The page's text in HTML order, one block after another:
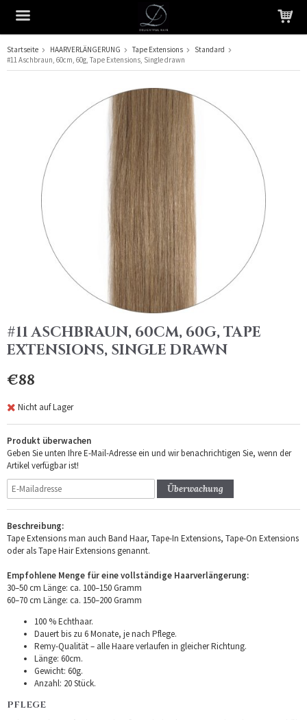
Das Produkt wurde in Ihren Warenkorb gelegt
Startseite HAARVERLÄNGERUNG Tape Extensions
Standard
#11 Aschbraun, 60cm, 60g, Tape Extensions, Single drawn
#11 ASCHBRAUN, 60CM, 60G, TAPE
EXTENSIONS, SINGLE DRAWN
€88
Nicht auf Lager
Produkt überwachen
Geben Sie unten Ihre E-Mail-Adresse ein und wir benachrichtigen Sie, wenn der
Artikel verfügbar ist!
Überwachung
Beschreibung:
Tape Extensions man auch Band Haar, Tape-In Extensions, Tape-On Extensions
oder als Tape Hair Extensions genannt.
Empfohlene Menge für eine vollständige Haarverlängerung:
30–50 cm Länge: ca. 100–150 Gramm
60–70 cm Länge: ca. 150–200 Gramm
100 % Echthaar.
Dauert bis zu 6 Monate, je nach Pflege.
Remy-Qualität – alle Haare verlaufen in gleicher Richtung.
Länge: 60cm.
Gewicht: 60g.
Anzahl: 20 Stück.
PFLEGE